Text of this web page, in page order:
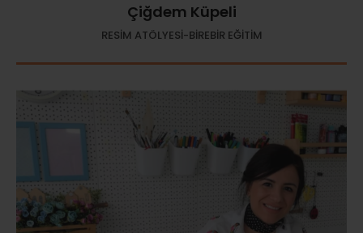
Çiğdem Küpeli
RESİM ATÖLYESİ-BİREBİR EĞİTİM